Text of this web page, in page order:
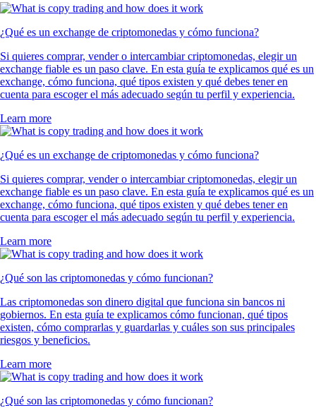
¿Qué es un exchange de criptomonedas y cómo funciona?
Si quieres comprar, vender o intercambiar criptomonedas, elegir un
exchange fiable es un paso clave. En esta guía te explicamos qué es un
exchange, cómo funciona, qué tipos existen y qué debes tener en
cuenta para escoger el más adecuado según tu perfil y experiencia.
Learn more
¿Qué es un exchange de criptomonedas y cómo funciona?
Si quieres comprar, vender o intercambiar criptomonedas, elegir un
exchange fiable es un paso clave. En esta guía te explicamos qué es un
exchange, cómo funciona, qué tipos existen y qué debes tener en
cuenta para escoger el más adecuado según tu perfil y experiencia.
Learn more
¿Qué son las criptomonedas y cómo funcionan?
Las criptomonedas son dinero digital que funciona sin bancos ni
gobiernos. En esta guía te explicamos cómo funcionan, qué tipos
existen, cómo comprarlas y guardarlas y cuáles son sus principales
riesgos y beneficios.
Learn more
¿Qué son las criptomonedas y cómo funcionan?